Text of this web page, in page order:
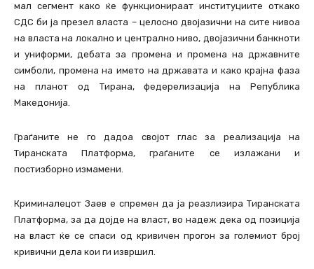
мал сегмент како ќе функционираат институциите откако
СДС би ја презел власта – целосно двојазични на сите нивоа
на власта на локално и централно ниво, двојазични банкноти
и униформи, дебата за промена и промена на државните
симболи, промена на името на државата и како крајна фаза
на планот од Тирана, федерелизација на Република
Македонија.
Граѓаните не го дадоа својот глас за реализација на
Тиранската Платформа, граѓаните се излажани и
постизборно измамени.
Криминалецот Заев е спремен да ја реазлизира Тиранската
Платформа, за да дојде на власт, во надеж дека од позиција
на власт ќе се спаси од кривичен прогон за големиот број
кривични дела кои ги извршил.